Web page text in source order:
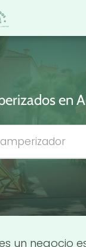
en
un negocio